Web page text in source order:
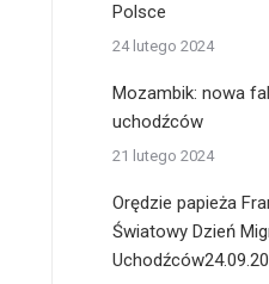
Polsce
24 lutego 2024
Mozambik: nowa
uchodźców
21 lutego 2024
Orędzie papieża
Światowy Dzień